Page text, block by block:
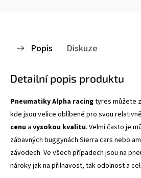
Popis Diskuze
Detailní popis produktu
Pneumatiky Alpha racingtyres můžete
kde jsou velice oblíbené pro svou relativně
cenu a vysokou kvalitu. Velmi často je
zábavných buggynách Sierra cars nebo
závodech. Ve všech případech jsou na
nároky jak na přilnavost, tak odolnost a